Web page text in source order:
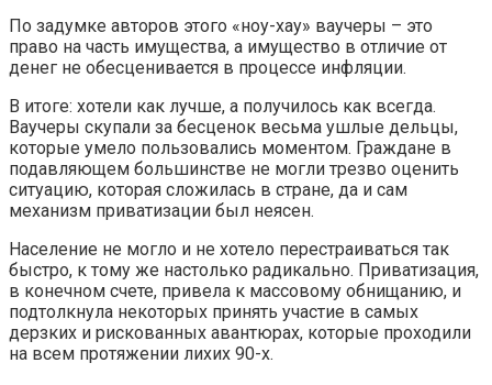
По задумке авторов этого «ноу-хау» ваучеры – это
право на часть имущества, а имущество в отличие от
денег не обесценивается в процессе инфляции.
В итоге: хотели как лучше, а получилось как всегда.
Ваучеры скупали за бесценок весьма ушлые дельцы,
которые умело пользовались моментом. Граждане в
подавляющем большинстве не могли трезво оценить
ситуацию, которая сложилась в стране, да и сам
механизм приватизации был неясен.
Население не могло и не хотело перестраиваться так
быстро, к тому же настолько радикально. Приватизация,
в конечном счете, привела к массовому обнищанию, и
подтолкнула некоторых принять участие в самых
дерзких и рискованных авантюрах, которые проходили
на всем протяжении лихих 90-х.